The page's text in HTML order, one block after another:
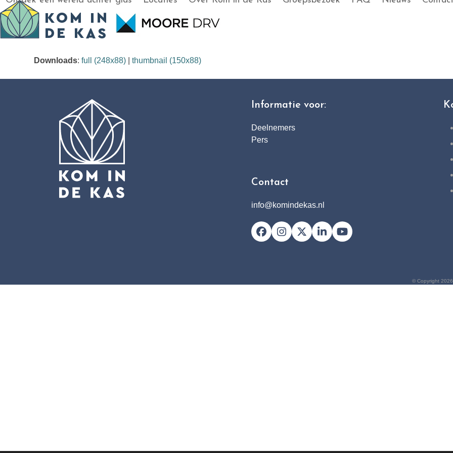
Skip
to
content
Downloads:full (248x88) |thumbnail (150x88)
Informatie voor:
Deelnemers
Pers
Contact
info@komindekas.nl
Facebook
Instagram
X LinkedInYouTube
© Copyright